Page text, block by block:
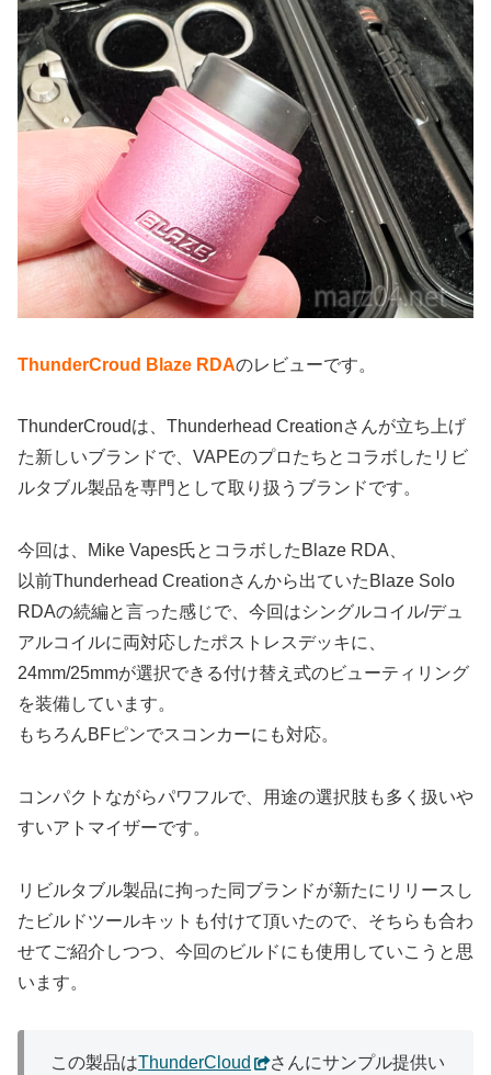
ThunderCroud Blaze RDAのレビューです。
ThunderCroudは、Thunderhead Creationさんが立ち上げ
た新しいブランドで、VAPEのプロたちとコラボしたリビ
ルタブル製品を専門として取り扱うブランドです。
今回は、Mike Vapes氏とコラボしたBlaze RDA、
以前Thunderhead Creationさんから出ていたBlaze Solo
RDAの続編と言った感じで、今回はシングルコイル/デュ
アルコイルに両対応したポストレスデッキに、
24mm/25mmが選択できる付け替え式のビューティリング
を装備しています。
もちろんBFピンでスコンカーにも対応。
コンパクトながらパワフルで、用途の選択肢も多く扱いや
すいアトマイザーです。
リビルタブル製品に拘った同ブランドが新たにリリースし
たビルドツールキットも付けて頂いたので、そちらも合わ
せてご紹介しつつ、今回のビルドにも使用していこうと思
います。
この製品はThunderCloud
さんにサンプル提供い